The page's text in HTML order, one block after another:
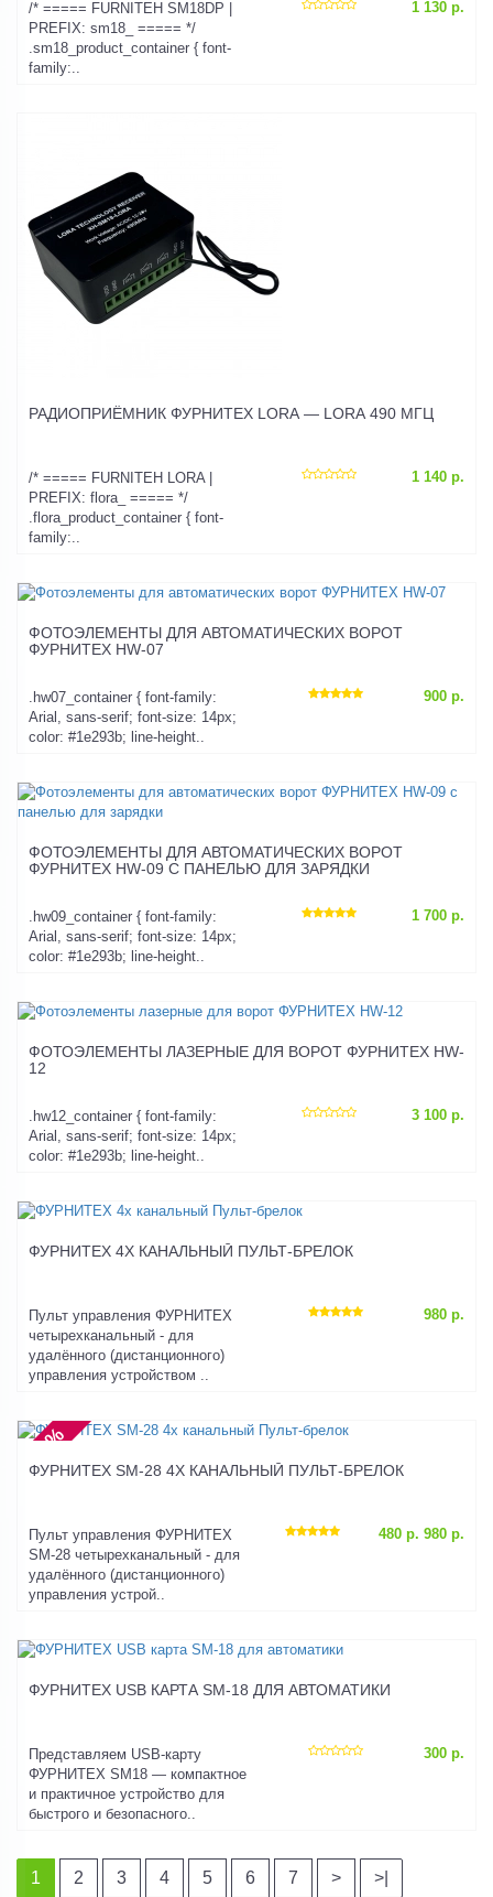
/* ===== FURNITEH SM18DP |
PREFIX: sm18_ ===== */
.sm18_product_container { font-
family:..
1 130 р.
РАДИОПРИЁМНИК ФУРНИТЕХ LORA — LORA 490 МГЦ
/* ===== FURNITEH LORA |
PREFIX: flora_ ===== */
.flora_product_container { font-
family:..
1 140 р.
ФОТОЭЛЕМЕНТЫ ДЛЯ АВТОМАТИЧЕСКИХ ВОРОТ
ФУРНИТЕХ HW-07
.hw07_container { font-family:
Arial, sans-serif; font-size: 14px;
color: #1e293b; line-height..
900 р.
ФОТОЭЛЕМЕНТЫ ДЛЯ АВТОМАТИЧЕСКИХ ВОРОТ
ФУРНИТЕХ HW-09 С ПАНЕЛЬЮ ДЛЯ ЗАРЯДКИ
.hw09_container { font-family:
Arial, sans-serif; font-size: 14px;
color: #1e293b; line-height..
1 700 р.
ФОТОЭЛЕМЕНТЫ ЛАЗЕРНЫЕ ДЛЯ ВОРОТ ФУРНИТЕХ HW-
12
.hw12_container { font-family:
Arial, sans-serif; font-size: 14px;
color: #1e293b; line-height..
3 100 р.
ФУРНИТЕХ 4Х КАНАЛЬНЫЙ ПУЛЬТ-БРЕЛОК
Пульт управления ФУРНИТЕХ
четырехканальный - для
удалённого (дистанционного)
управления устройством ..
980 р.
-51%
ФУРНИТЕХ SM-28 4Х КАНАЛЬНЫЙ ПУЛЬТ-БРЕЛОК
Пульт управления ФУРНИТЕХ
SM-28 четырехканальный - для
удалённого (дистанционного)
управления устрой..
480 р. 980 р.
ФУРНИТЕХ USB КАРТА SM-18 ДЛЯ АВТОМАТИКИ
Представляем USB-карту
ФУРНИТЕХ SM18 — компактное
и практичное устройство для
быстрого и безопасного..
300 р.
1 2 3 4 5 6 7 > >|